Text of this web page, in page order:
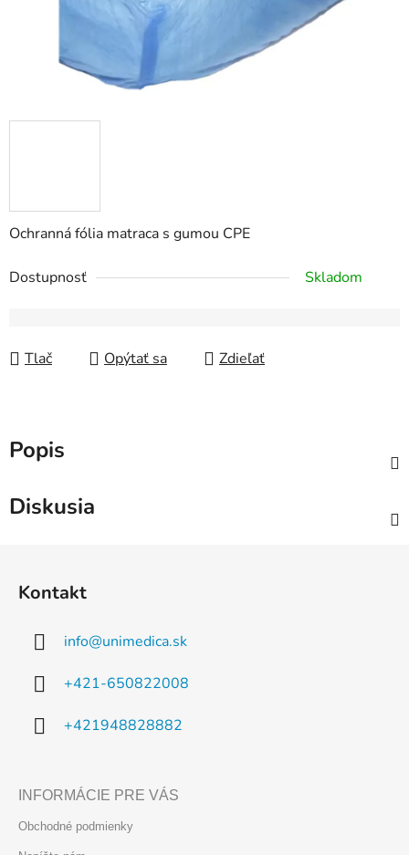
Ochranná fólia matraca s gumou CPE
Dostupnosť Skladom
Tlač Opýtať sa Zdieľať
Popis
Diskusia
Kontakt
info@unimedica.sk
+421-650822008
+421948828882
INFORMÁCIE PRE VÁS
Obchodné podmienky